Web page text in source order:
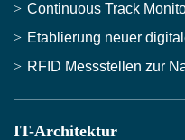
Continuous Track
Etablierung neuer
RFID Messstellen zur
IT-Architektur